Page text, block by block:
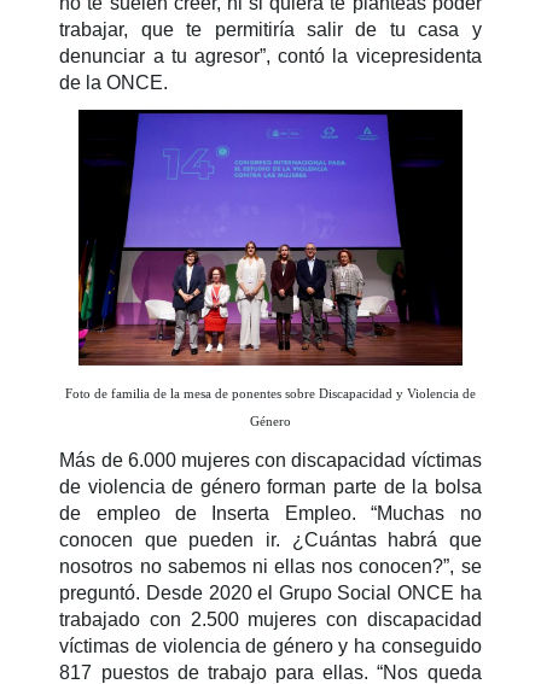
trabajar, que te permitiría salir de tu casa y
denunciar a tu agresor”, contó la vicepresidenta
de la ONCE.
Foto de familia de la mesa de ponentes sobre Discapacidad y Violencia de
Género
Más de 6.000 mujeres con discapacidad víctimas
de violencia de género forman parte de la bolsa
de empleo de Inserta Empleo. “Muchas no
conocen que pueden ir. ¿Cuántas habrá que
nosotros no sabemos ni ellas nos conocen?”, se
preguntó. Desde 2020 el Grupo Social ONCE ha
trabajado con 2.500 mujeres con discapacidad
víctimas de violencia de género y ha conseguido
817 puestos de trabajo para ellas. “Nos queda